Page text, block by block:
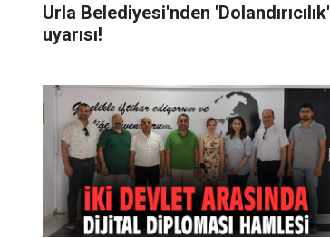
Urla Belediyesi'nden 'Dolandırıcılık'
uyarısı!